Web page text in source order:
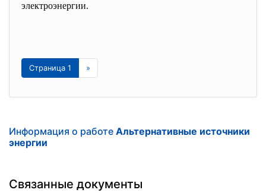
электроэнергии.
Страница 1 »
Информация о работе Альтернативные источники
энергии
Связанные документы